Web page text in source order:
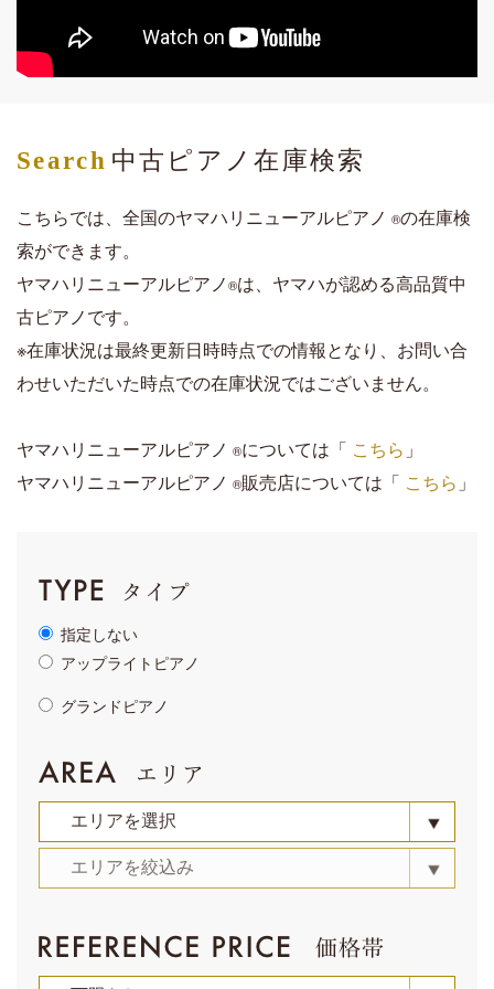
Search 中古ピアノ在庫検索
こちらでは、全国のヤマハリニューアルピアノ ®️の在庫検
索ができます。
ヤマハリニューアルピアノ®は、ヤマハが認める高品質中
古ピアノです。
※在庫状況は最終更新日時時点での情報となり、お問い合
わせいただいた時点での在庫状況ではございません。
ヤマハリニューアルピアノ ®️については「 こちら 」
ヤマハリニューアルピアノ ®️販売店については「 こちら 」
指定しない
アップライトピアノ
グランドピアノ